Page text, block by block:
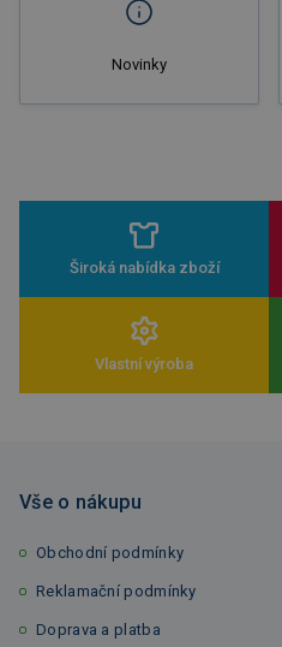
Novinky
Široká nabídka zboží
Vlastní výroba
Vše o nákupu
Obchodní podmínky
Reklamační podmínky
Doprava a platba